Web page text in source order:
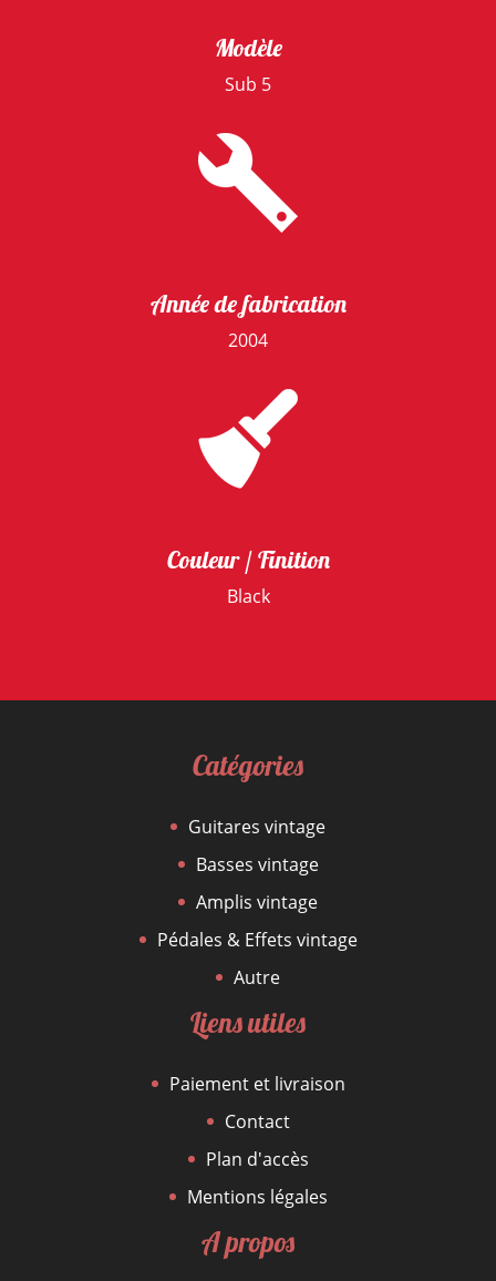
Modèle
Sub 5
Année de fabrication
2004
Couleur / Finition
Black
Catégories
Guitares vintage
Basses vintage
Amplis vintage
Pédales & Effets vintage
Autre
Liens utiles
Paiement et livraison
Contact
Plan d'accès
Mentions légales
A propos